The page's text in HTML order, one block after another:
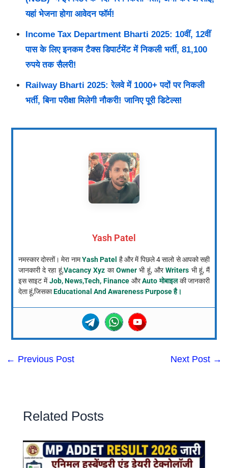
यहां भेजना होगा आवेदन फॉर्म!
Income Tax Department Bharti 2025: 10वीं, 12वीं
पास के लिए इनकम टैक्स डिपार्टमेंट में निकली भर्ती, 81,100
रुपये तक सैलरी!
Railway Bharti 2025: रेलवे में 1000+ पदों पर निकली
भर्ती, बिना परीक्षा मिलेगी नौकरी! जानिए पूरी डिटेल्स!
Yash Patel
नमस्कार दोस्तों। मेरा नामYash Patel है और में पिछले 4 सालो से आपको सही
जानकारी दे रहा हूं,Vacancy Xyz काOwnerभी हूं, औरWriters भी हूं, मैं
इस साइट मेंJob, News,Tech, Finance औरAuto मोबाइलकी जानकारी
देता हूं,जिसकाEducational And Awareness Purpose है।
← Previous Post Next Post →
Related Posts